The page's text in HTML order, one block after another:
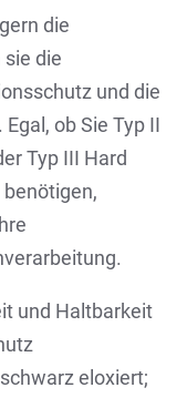
die
die
und die
ob Sie Typ II
Typ III Hard
und Haltbarkeit
eloxiert;